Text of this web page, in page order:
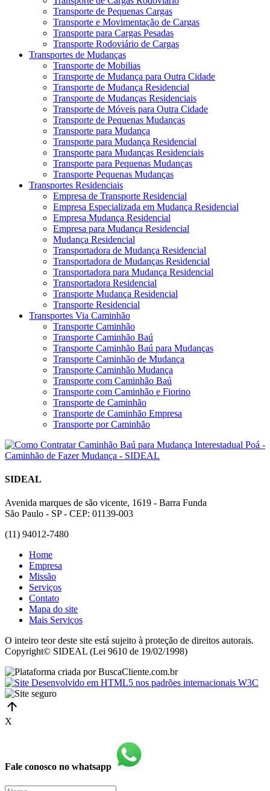
Transporte de Pequenas Cargas
Transporte e Movimentação de Cargas
Transporte para Cargas Pesadas
Transporte Rodoviário de Cargas
Transportes de Mudanças
Transporte de Mobilias
Transporte de Mudança para Outra Cidade
Transporte de Mudança Residencial
Transporte de Mudanças Residenciais
Transporte de Móveis para Outra Cidade
Transporte de Pequenas Mudanças
Transporte para Mudança
Transporte para Mudança Residencial
Transporte para Mudanças Residenciais
Transporte para Pequenas Mudanças
Transporte Pequenas Mudanças
Transportes Residenciais
Empresa de Transporte Residencial
Empresa Especializada em Mudança Residencial
Empresa Mudança Residencial
Empresa para Mudança Residencial
Mudança Residencial
Transportadora de Mudança Residencial
Transportadora de Mudanças Residencial
Transportadora para Mudança Residencial
Transportadora Residencial
Transporte Mudança Residencial
Transporte Residencial
Transportes Via Caminhão
Transporte Caminhão
Transporte Caminhão Baú
Transporte Caminhão Baú para Mudanças
Transporte Caminhão de Mudança
Transporte Caminhão Mudança
Transporte com Caminhão Baú
Transporte com Caminhão e Fiorino
Transporte de Caminhão
Transporte de Caminhão Empresa
Transporte por Caminhão
SIDEAL
Avenida marques de são vicente, 1619 - Barra Funda
São Paulo - SP - CEP: 01139-003
(11) 94012-7480
Home
Empresa
Missão
Serviços
Contato
Mapa do site
Mais Serviços
O inteiro teor deste site está sujeito à proteção de direitos autorais.
Copyright© SIDEAL (Lei 9610 de 19/02/1998)
X
Fale conosco no whatsapp